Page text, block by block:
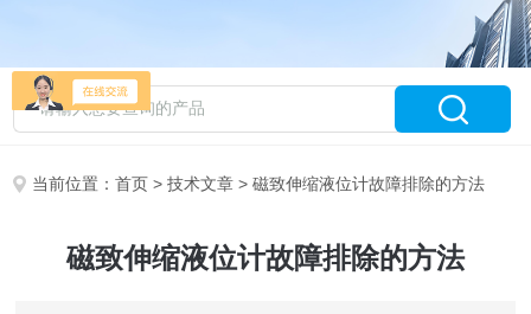
当前位置：首页 >技术文章 > 磁致伸缩液位计故障排除的方法
磁致伸缩液位计故障排除的方法